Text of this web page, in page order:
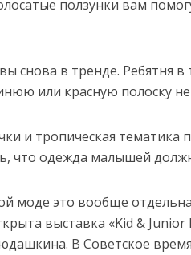
ползунки вам
снова в тренде. Ребятня
или красную полоску не
и тропическая тематика
что одежда малышей
моде это вообще
выставка «Kid &
В Советское